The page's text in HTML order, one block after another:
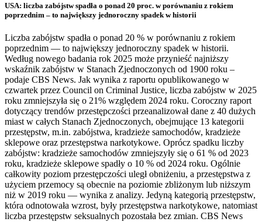
USA: liczba zabójstw spadła o ponad 20 proc. w porównaniu z rokiem
poprzednim – to największy jednoroczny spadek w historii
Liczba zabójstw spadła o ponad 20 % w porównaniu z rokiem
poprzednim — to największy jednoroczny spadek w historii.
Według nowego badania rok 2025 może przynieść najniższy
wskaźnik zabójstw w Stanach Zjednoczonych od 1900 roku –
podaje CBS News. Jak wynika z raportu opublikowanego w
czwartek przez Council on Criminal Justice, liczba zabójstw w 2025
roku zmniejszyła się o 21% względem 2024 roku. Coroczny raport
dotyczący trendów przestępczości przeanalizował dane z 40 dużych
miast w całych Stanach Zjednoczonych, obejmujące 13 kategorii
przestępstw, m.in. zabójstwa, kradzieże samochodów, kradzieże
sklepowe oraz przestępstwa narkotykowe. Oprócz spadku liczby
zabójstw: kradzieże samochodów zmniejszyły się o 61 % od 2023
roku, kradzieże sklepowe spadły o 10 % od 2024 roku. Ogólnie
całkowity poziom przestępczości uległ obniżeniu, a przestępstwa z
użyciem przemocy są obecnie na poziomie zbliżonym lub niższym
niż w 2019 roku — wynika z analizy. Jedyną kategorią przestępstw,
która odnotowała wzrost, były przestępstwa narkotykowe, natomiast
liczba przestępstw seksualnych pozostała bez zmian. CBS News